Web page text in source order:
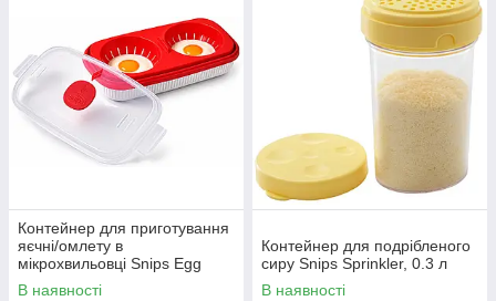
Контейнер для приготування
яєчні/омлету в
мікрохвильовці Snips Egg
Poacher, 0.75 л
В наявності
Контейнер для подрібленого
сиру Snips Sprinkler, 0.3 л
В наявності